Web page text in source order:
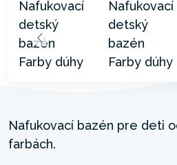
Nafukovací bazén pre deti
farbách.